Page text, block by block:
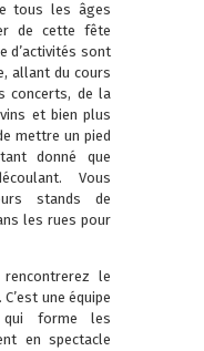
tous les âges
de cette fête
d’activités sont
allant du cours
concerts, de la
et bien plus
mettre un pied
donné que
Vous
stands de
les rues pour
le
C’est une équipe
qui forme les
en spectacle